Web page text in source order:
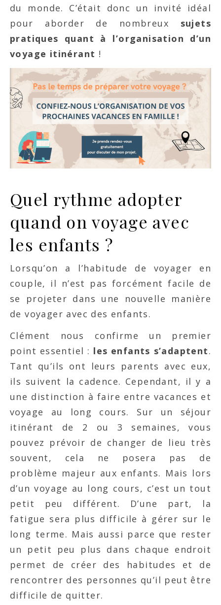
du monde. C’était donc un invité idéal
pour aborder de nombreux sujets
pratiques quant à l’organisation d’un
voyage itinérant !
Quel rythme adopter
quand on voyage avec
les enfants ?
Lorsqu’on a l’habitude de voyager en
couple, il n’est pas forcément facile de
se projeter dans une nouvelle manière
de voyager avec des enfants.
Clément nous confirme un premier
point essentiel : les enfants s’adaptent.
Tant qu’ils ont leurs parents avec eux,
ils suivent la cadence. Cependant, il y a
une distinction à faire entre vacances et
voyage au long cours. Sur un séjour
itinérant de 2 ou 3 semaines, vous
pouvez prévoir de changer de lieu très
souvent, cela ne posera pas de
problème majeur aux enfants. Mais lors
d’un voyage au long cours, c’est un tout
petit peu différent. D’une part, la
fatigue sera plus difficile à gérer sur le
long terme. Mais aussi parce que rester
un petit peu plus dans chaque endroit
permet de créer des habitudes et de
rencontrer des personnes qu’il peut être
difficile de quitter.